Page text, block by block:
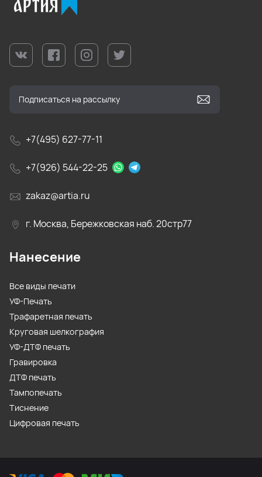
+7(495) 627-77-11
+7(926) 544-22-25
zakaz@artia.ru
г. Москва, Бережковская наб. 20стр77
Нанесение
Все виды печати
УФ-Печать
Трафаретная печать
Круговая шелкография
УФ-ДТФ печать
Гравировка
ДТФ печать
Тампопечать
Тиснение
Цифровая печать